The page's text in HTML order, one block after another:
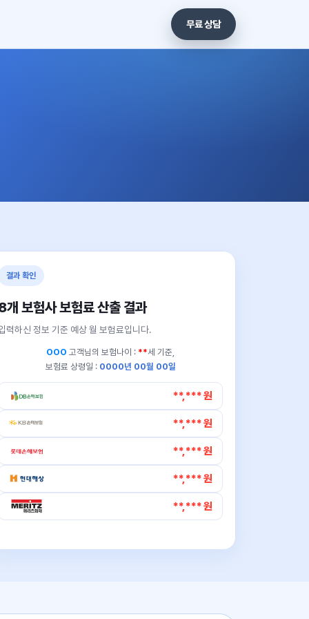
무료 상담
결과 확인
개 보험사 보험료 산출 결과
력하신 정보 기준 예상 월 보험료입니다.
OOO 고객님의 보험나이 : **세 기준,
보험료 상령일 : 0000년 00월 00일
**,*** 원
**,*** 원
**,*** 원
**,*** 원
**,*** 원